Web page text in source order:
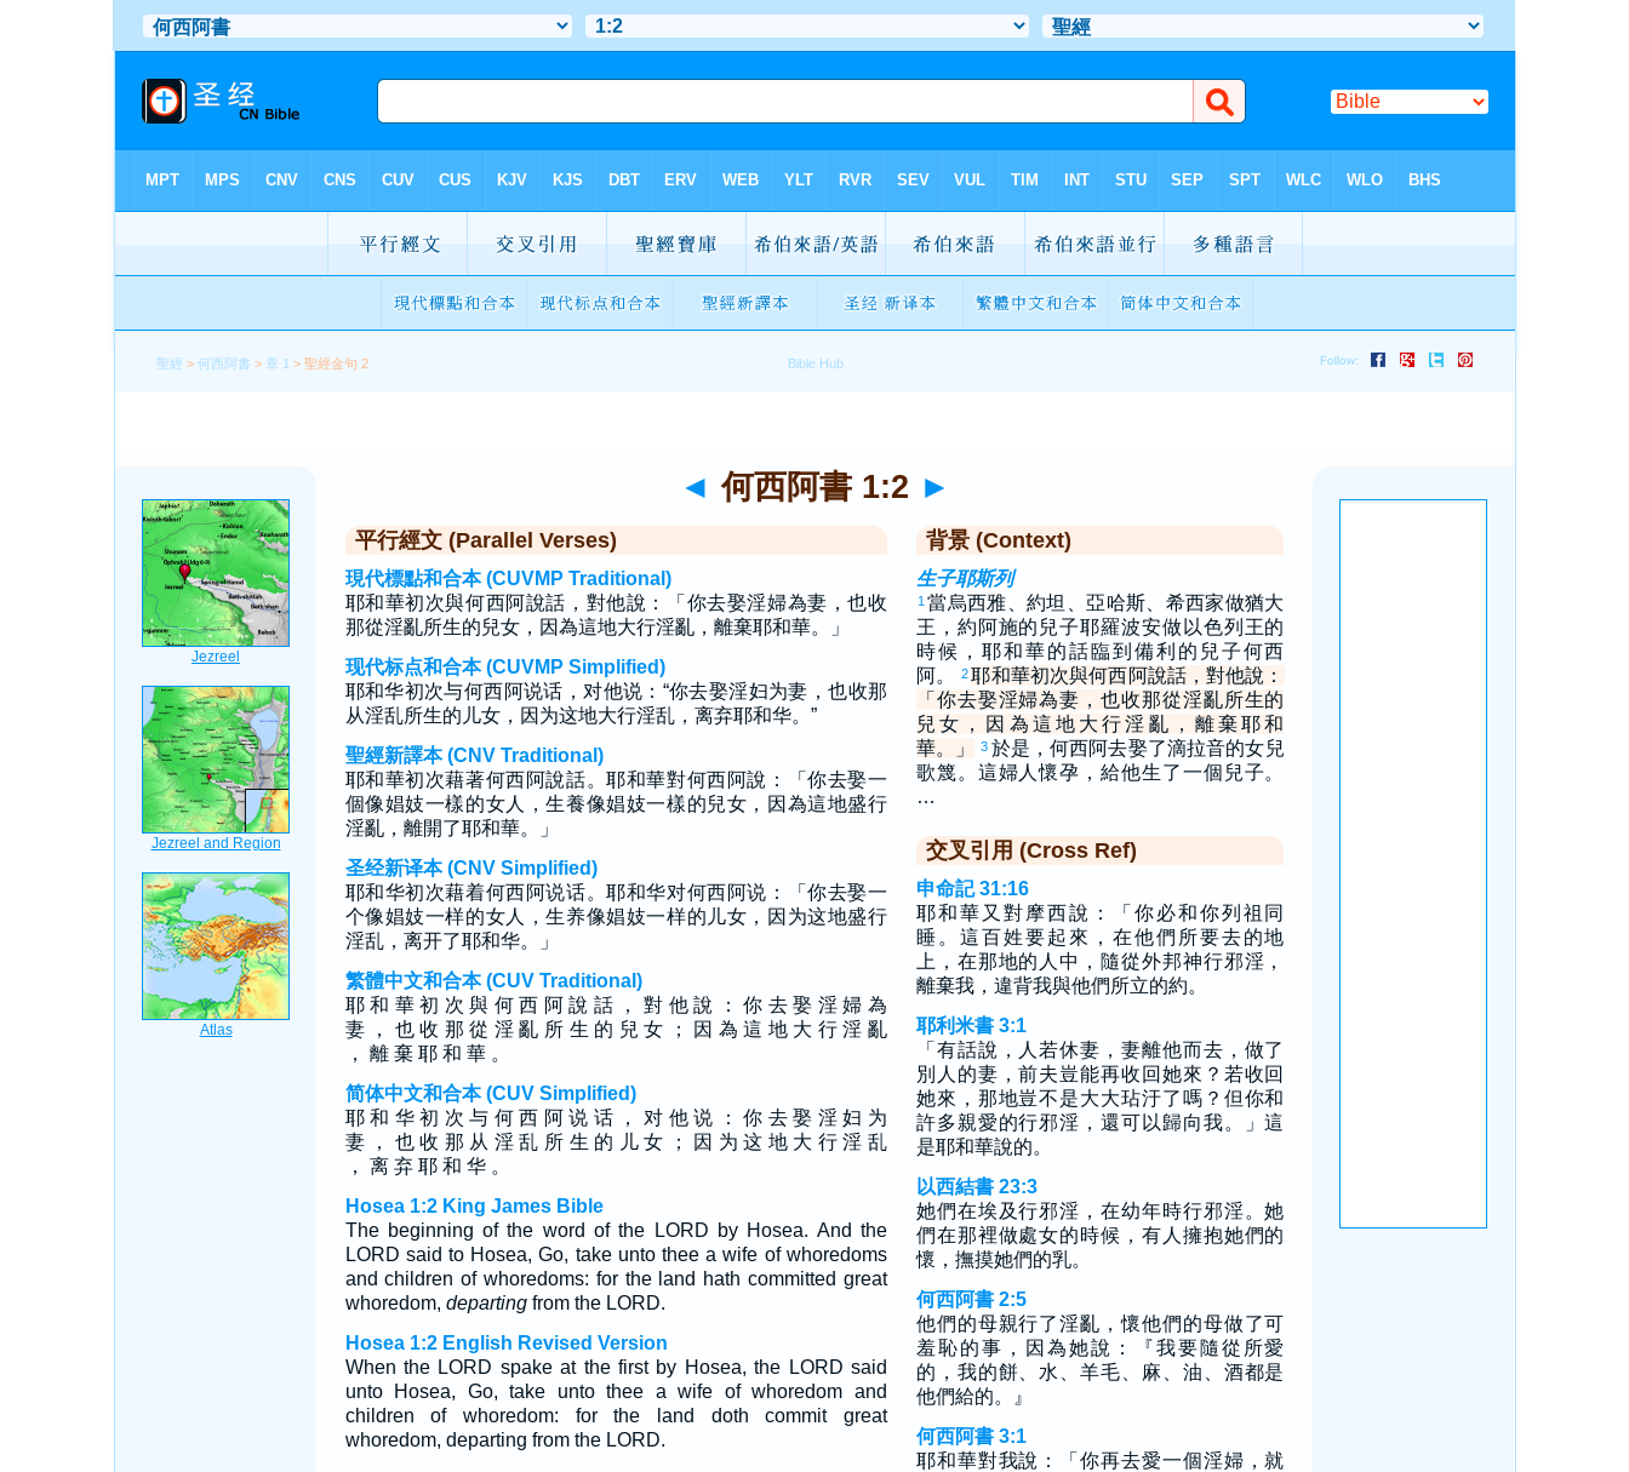
聖經 >何西阿書 > 章 1 > 聖經金句 2
◄ 何西阿書 1:2 ►
平行經文 (Parallel Verses)
現代標點和合本 (CUVMP Traditional)
耶和華初次與何西阿說話，對他說：「你去娶淫婦為妻，也收
那從淫亂所生的兒女，因為這地大行淫亂，離棄耶和華。」
现代标点和合本 (CUVMP Simplified)
耶和华初次与何西阿说话，对他说：“你去娶淫妇为妻，也收那
从淫乱所生的儿女，因为这地大行淫乱，离弃耶和华。”
聖經新譯本 (CNV Traditional)
耶和華初次藉著何西阿說話。耶和華對何西阿說：「你去娶一
個像娼妓一樣的女人，生養像娼妓一樣的兒女，因為這地盛行
淫亂，離開了耶和華。」
圣经新译本 (CNV Simplified)
耶和华初次藉着何西阿说话。耶和华对何西阿说：「你去娶一
个像娼妓一样的女人，生养像娼妓一样的儿女，因为这地盛行
淫乱，离开了耶和华。」
繁體中文和合本 (CUV Traditional)
耶 和 華 初 次 與 何 西 阿 說 話 ， 對 他 說 ： 你 去 娶 淫 婦 為
妻 ， 也 收 那 從 淫 亂 所 生 的 兒 女 ； 因 為 這 地 大 行 淫 亂
， 離 棄 耶 和 華 。
简体中文和合本 (CUV Simplified)
耶 和 华 初 次 与 何 西 阿 说 话 ， 对 他 说 ： 你 去 娶 淫 妇 为
妻 ， 也 收 那 从 淫 乱 所 生 的 儿 女 ； 因 为 这 地 大 行 淫 乱
， 离 弃 耶 和 华 。
Hosea 1:2 King James Bible
The beginning of the word of the LORD by Hosea. And the
LORD said to Hosea, Go, take unto thee a wife of whoredoms
and children of whoredoms: for the land hath committed great
whoredom, departingfrom the LORD.
Hosea 1:2 English Revised Version
When the LORD spake at the first by Hosea, the LORD said
unto Hosea, Go, take unto thee a wife of whoredom and
children of whoredom: for the land doth commit great
whoredom, departing from the LORD.
背景 (Context)
生子耶斯列
1 當烏西雅、約坦、亞哈斯、希西家做猶大
王，約阿施的兒子耶羅波安做以色列王的
時候，耶和華的話臨到備利的兒子何西
阿。
2耶和華初次與何西阿說話，對他說：
「你去娶淫婦為妻，也收那從淫亂所生的
兒女，因為這地大行淫亂，離棄耶和
華。」
3 於是，何西阿去娶了滴拉音的女兒
歌篾。這婦人懷孕，給他生了一個兒子。
…
交叉引用 (Cross Ref)
申命記 31:16
耶和華又對摩西說：「你必和你列祖同
睡。這百姓要起來，在他們所要去的地
上，在那地的人中，隨從外邦神行邪淫，
離棄我，違背我與他們所立的約。
耶利米書 3:1
「有話說，人若休妻，妻離他而去，做了
別人的妻，前夫豈能再收回她來？若收回
她來，那地豈不是大大玷汙了嗎？但你和
許多親愛的行邪淫，還可以歸向我。」這
是耶和華說的。
以西結書 23:3
她們在埃及行邪淫，在幼年時行邪淫。她
們在那裡做處女的時候，有人擁抱她們的
懷，撫摸她們的乳。
何西阿書 2:5
他們的母親行了淫亂，懷他們的母做了可
羞恥的事，因為她說：『我要隨從所愛
的，我的餅、水、羊毛、麻、油、酒都是
他們給的。』
何西阿書 3:1
耶和華對我說：「你再去愛一個淫婦，就